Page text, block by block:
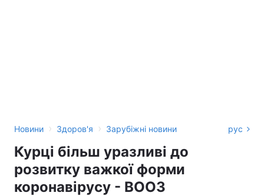
Новини › Здоров'я › Зарубіжні новини рус
Курці більш уразливі до
розвитку важкої форми
коронавірусу - ВООЗ